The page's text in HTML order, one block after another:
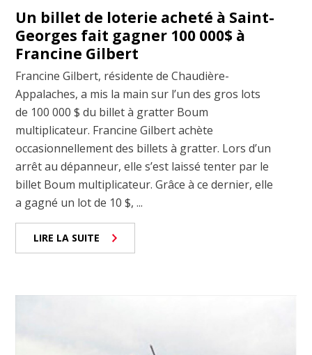
Un billet de loterie acheté à Saint-
Georges fait gagner 100 000$ à
Francine Gilbert
Francine Gilbert, résidente de Chaudière-
Appalaches, a mis la main sur l’un des gros lots
de 100 000 $ du billet à gratter Boum
multiplicateur. Francine Gilbert achète
occasionnellement des billets à gratter. Lors d’un
arrêt au dépanneur, elle s’est laissé tenter par le
billet Boum multiplicateur. Grâce à ce dernier, elle
a gagné un lot de 10 $, ...
LIRE LA SUITE